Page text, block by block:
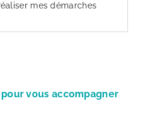
mes démarches
vous accompagner